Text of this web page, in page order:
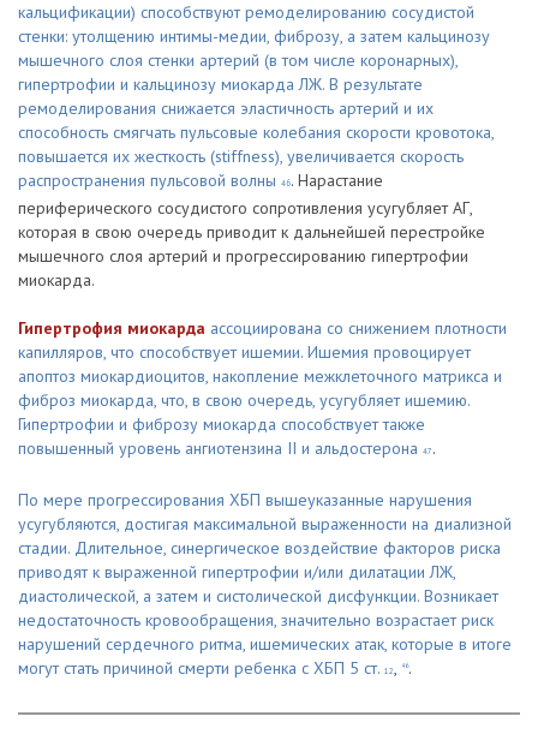
кальцификации) способствуют ремоделированию сосудистой
стенки: утолщению интимы-медии, фиброзу, а затем кальцинозу
мышечного слоя стенки артерий (в том числе коронарных),
гипертрофии и кальцинозу миокарда ЛЖ. В результате
ремоделирования снижается эластичность артерий и их
способность смягчать пульсовые колебания скорости кровотока,
повышается их жесткость (stiffness), увеличивается скорость
распространения пульсовой волны 46. Нарастание
периферического сосудистого сопротивления усугубляет АГ,
которая в свою очередь приводит к дальнейшей перестройке
мышечного слоя артерий и прогрессированию гипертрофии
миокарда.
Гипертрофия миокарда ассоциирована со снижением плотности
капилляров, что способствует ишемии. Ишемия провоцирует
апоптоз миокардиоцитов, накопление межклеточного матрикса и
фиброз миокарда, что, в свою очередь, усугубляет ишемию.
Гипертрофии и фиброзу миокарда способствует также
повышенный уровень ангиотензина II и альдостерона 47 .
По мере прогрессирования ХБП вышеуказанные нарушения
усугубляются, достигая максимальной выраженности на диализной
стадии. Длительное, синергическое воздействие факторов риска
приводят к выраженной гипертрофии и/или дилатации ЛЖ,
диастолической, а затем и систолической дисфункции. Возникает
недостаточность кровообращения, значительно возрастает риск
нарушений сердечного ритма, ишемических атак, которые в итоге
могут стать причиной смерти ребенка с ХБП 5 ст. 12, 46.